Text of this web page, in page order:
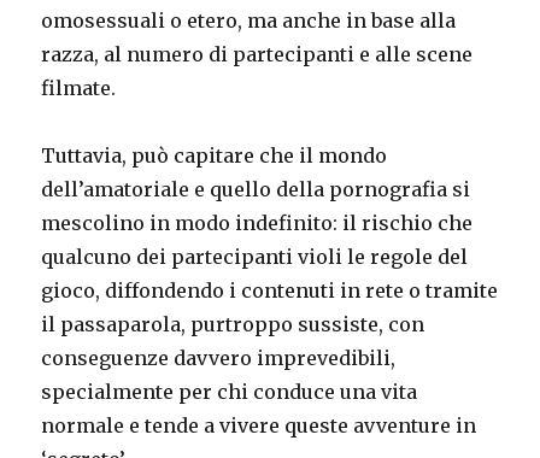
omosessuali o etero, ma anche in base alla
razza, al numero di partecipanti e alle scene
filmate.
Tuttavia, può capitare che il mondo
dell’amatoriale e quello della pornografia si
mescolino in modo indefinito: il rischio che
qualcuno dei partecipanti violi le regole del
gioco, diffondendo i contenuti in rete o tramite
il passaparola, purtroppo sussiste, con
conseguenze davvero imprevedibili,
specialmente per chi conduce una vita
normale e tende a vivere queste avventure in